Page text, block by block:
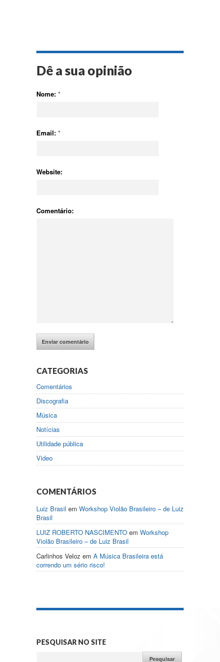
Dê a sua opinião
Nome: *
Email: *
Website:
Comentário:
CATEGORIAS
Comentários
Discografia
Música
Notícias
Utilidade pública
Video
COMENTÁRIOS
Luiz Brasil em Workshop Violão Brasileiro – de Luiz
Brasil
LUIZ ROBERTO NASCIMENTO em Workshop
Violão Brasileiro – de Luiz Brasil
Carlinhos Veloz em A Música Brasileira está
correndo um sério risco!
PESQUISAR NO SITE